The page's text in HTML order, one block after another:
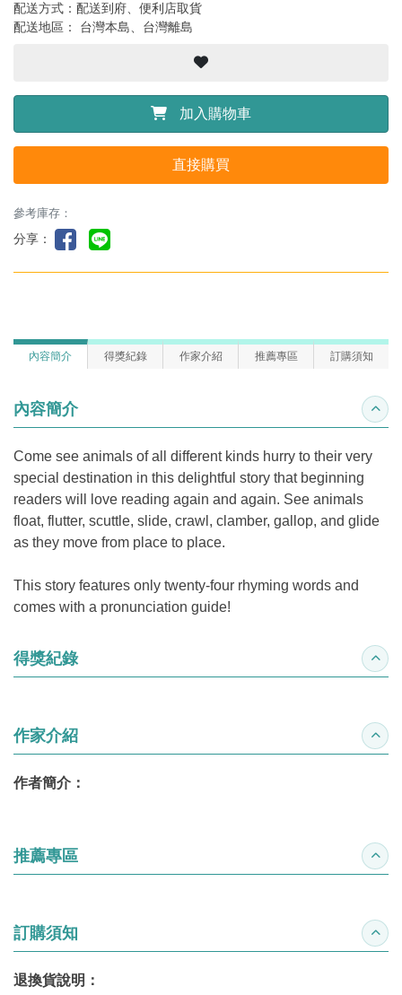
配送方式：配送到府、便利店取貨
配送地區： 台灣本島、台灣離島
加入購物車
直接購買
參考庫存：
分享：
內容簡介 得獎紀錄 作家介紹 推薦專區 訂購須知
內容簡介 收合
Come see animals of all different kinds hurry to their very
special destination in this delightful story that beginning
readers will love reading again and again. See animals
float, flutter, scuttle, slide, crawl, clamber, gallop, and glide
as they move from place to place.
This story features only twenty-four rhyming words and
comes with a pronunciation guide!
得獎紀錄 收合
作家介紹 收合
作者簡介：
推薦專區 收合
訂購須知 收合
退換貨說明：